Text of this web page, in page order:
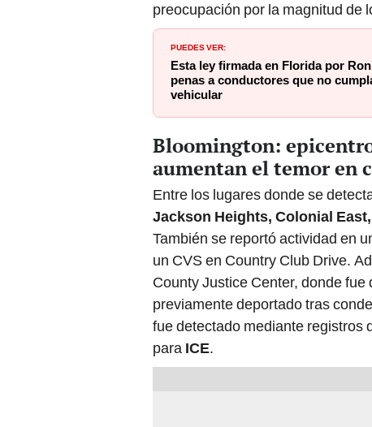
preocupación por la magnitud de
PUEDES VER:
Esta ley firmada en Florida por
penas a conductores que no
vehicular
Bloomington:
aumentan el temor en
Entre los lugares donde se
Jackson Heights, Colonial
También se reportó actividad en
un CVS en Country Club Drive.
County Justice Center, donde fue
previamente deportado tras
fue detectado mediante registros
para ICE.